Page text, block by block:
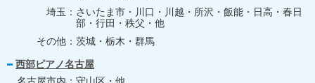
埼玉
さいたま市・川口・川越・所沢・飯能・日高・春日
部・行田・秩父・他
その他
茨城・栃木・群馬
西部ピアノ名古屋